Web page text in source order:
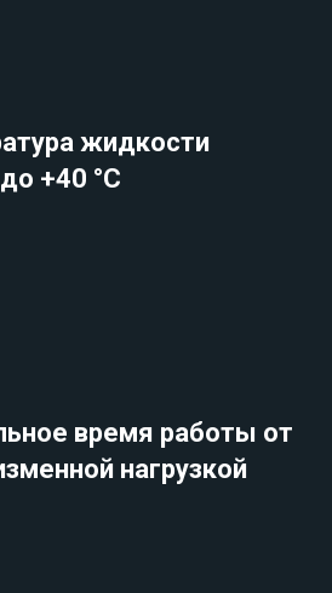
жидкости
до +40 °C
время работы от
нагрузкой